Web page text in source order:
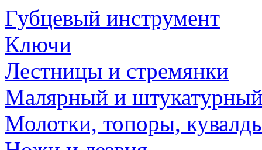
Губцевый инструмент
Ключи
Лестницы и стремянки
Малярный и
Молотки, топоры,